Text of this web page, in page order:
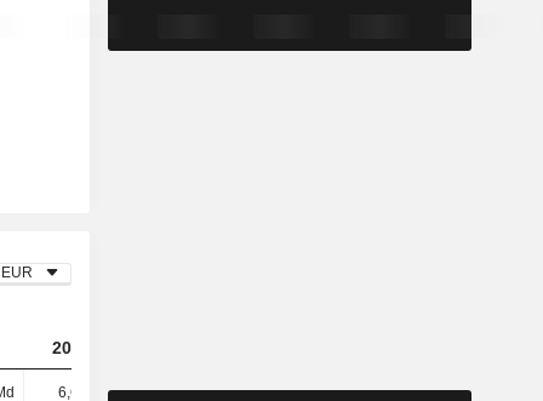
EUR
2023
6,65 Md 6,77 Md 6,78 Md